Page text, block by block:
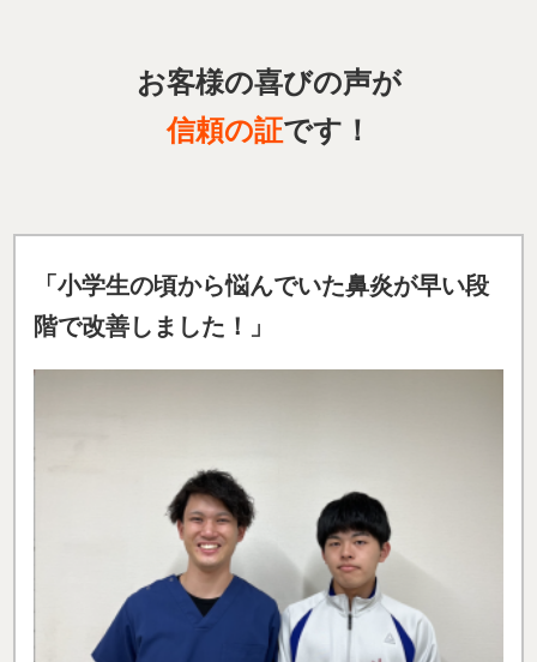
お客様の喜びの声が
信頼の証です！
「小学生の頃から悩んでいた鼻炎が早い段
階で改善しました！」